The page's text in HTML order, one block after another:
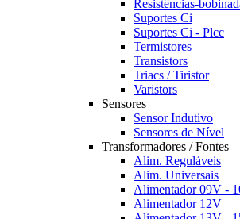
Resistências-
Suportes Ci
Suportes Ci - Plcc
Termistores
Transistors
Triacs / Tiristor
Varistors
Sensores
Sensor Indutivo
Sensores de Nível
Transformadores / Fontes
Alim. Reguláveis
Alim. Universais
Alimentador 09V -
Alimentador 12V